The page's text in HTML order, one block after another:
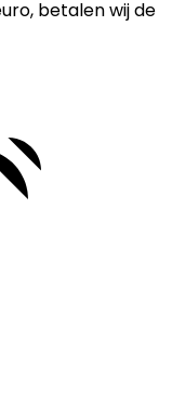
betalen wij de